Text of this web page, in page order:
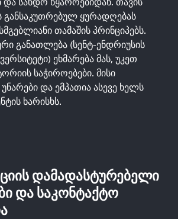
განსაკუთრებულ ყურადღებას
თამაშის პრინციპებს.
განათლება (სენტ-ენდრიუსის
ეხმარება მას, უკეთ
საჭიროებები. მისი
უნარები და ემპათია ასევე ხელს
ხარისხს.
ᲓᲐᲛᲐᲓᲐᲡᲢᲣᲠᲔᲑᲔᲚᲘ
ᲓᲐ ᲡᲐᲙᲝᲜᲢᲐᲥᲢᲝ